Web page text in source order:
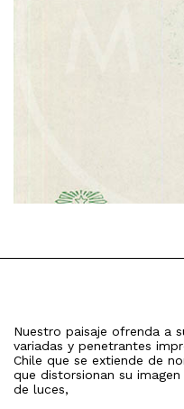
Nuestro paisaje ofrenda a
variadas y penetrantes
Chile que se extiende de
que distorsionan su
de luces,